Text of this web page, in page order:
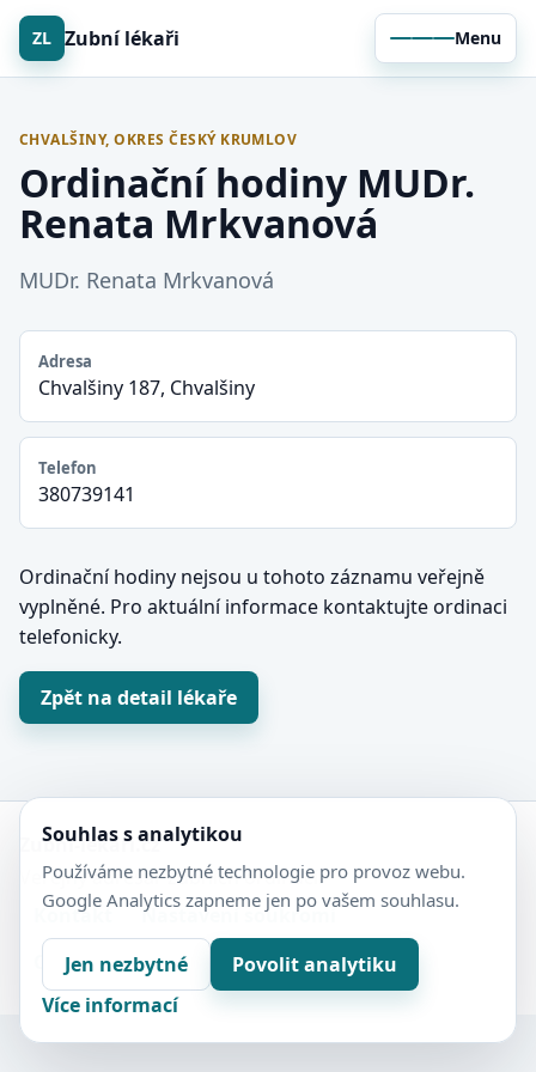
ZL Zubní lékaři Menu
CHVALŠINY, OKRES ČESKÝ KRUMLOV
Ordinační hodiny MUDr.
Renata Mrkvanová
MUDr. Renata Mrkvanová
Adresa
Chvalšiny 187, Chvalšiny
Telefon
380739141
Ordinační hodiny nejsou u tohoto záznamu veřejně
vyplněné. Pro aktuální informace kontaktujte ordinaci
telefonicky.
Zpět na detail lékaře
Zubní-lékaři.cz
Veřejný adresář zubních ordinací.
Kontakt
Nastavení soukromí
Ochrana soukromí
Sitemap
Souhlas s analytikou
Používáme nezbytné technologie pro provoz webu.
Google Analytics zapneme jen po vašem souhlasu.
Jen nezbytné
Povolit analytiku
Více informací